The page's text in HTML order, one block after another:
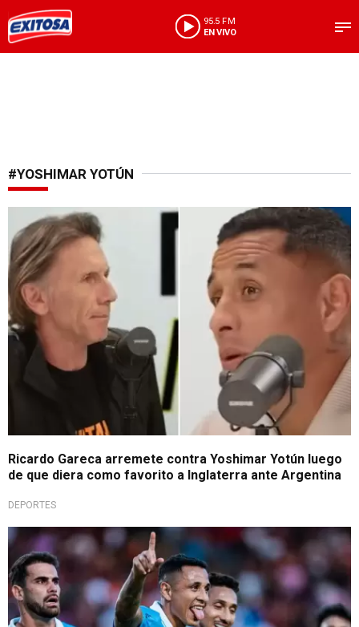
95.5 FM
EN VIVO
#YOSHIMAR YOTÚN
Debate futbolero
Ricardo Gareca arremete contra Yoshimar Yotún luego
de que diera como favorito a Inglaterra ante Argentina
DEPORTES
Casi adentro